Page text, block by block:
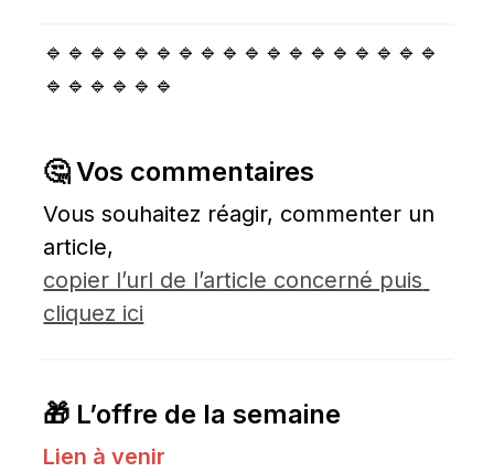
🔹🔹🔹🔹🔹🔹🔹🔹🔹🔹🔹🔹🔹🔹🔹🔹🔹🔹
🔹🔹🔹🔹🔹🔹
🤔 Vos commentaires
Vous souhaitez réagir, commenter un
article,
copier l’url de l’article concerné puis
cliquez ici
🎁 L’offre de la semaine
Lien à venir